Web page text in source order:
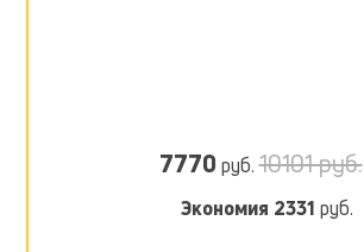
7770 руб.10101 руб.
Экономия 2331 руб.